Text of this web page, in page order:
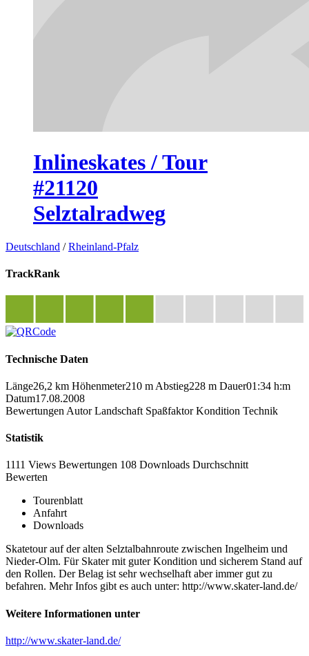
Inlineskates / Tour
#21120
Selztalradweg
Deutschland /Rheinland-Pfalz
TrackRank
Technische Daten
Länge26,2 km Höhenmeter210 m Abstieg228 m Dauer01:34 h:m
Datum17.08.2008
Bewertungen Autor Landschaft Spaßfaktor Kondition Technik
Statistik
1111 Views Bewertungen 108 Downloads Durchschnitt
Bewerten
Tourenblatt
Anfahrt
Downloads
Skatetour auf der alten Selztalbahnroute zwischen Ingelheim und
Nieder-Olm. Für Skater mit guter Kondition und sicherem Stand auf
den Rollen. Der Belag ist sehr wechselhaft aber immer gut zu
befahren. Mehr Infos gibt es auch unter: http://www.skater-land.de/
Weitere Informationen unter
http://www.skater-land.de/